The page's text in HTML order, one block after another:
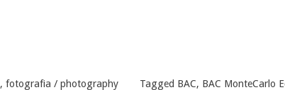
, fotografia / photography Tagged BAC, BAC MonteCarlo